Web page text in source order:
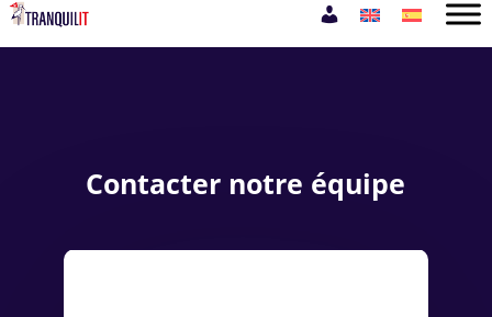
Contacter notre équipe